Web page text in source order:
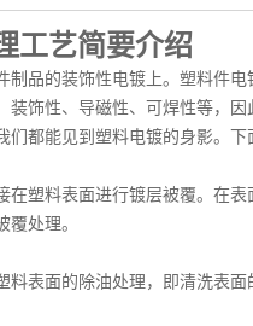
工艺简要介绍
品的装饰性电镀上。塑料件电
饰性、导磁性、可焊性等，因
都能见到塑料电镀的身影。
塑料表面进行镀层被覆。在表
处理。
表面的除油处理，即清洗表面